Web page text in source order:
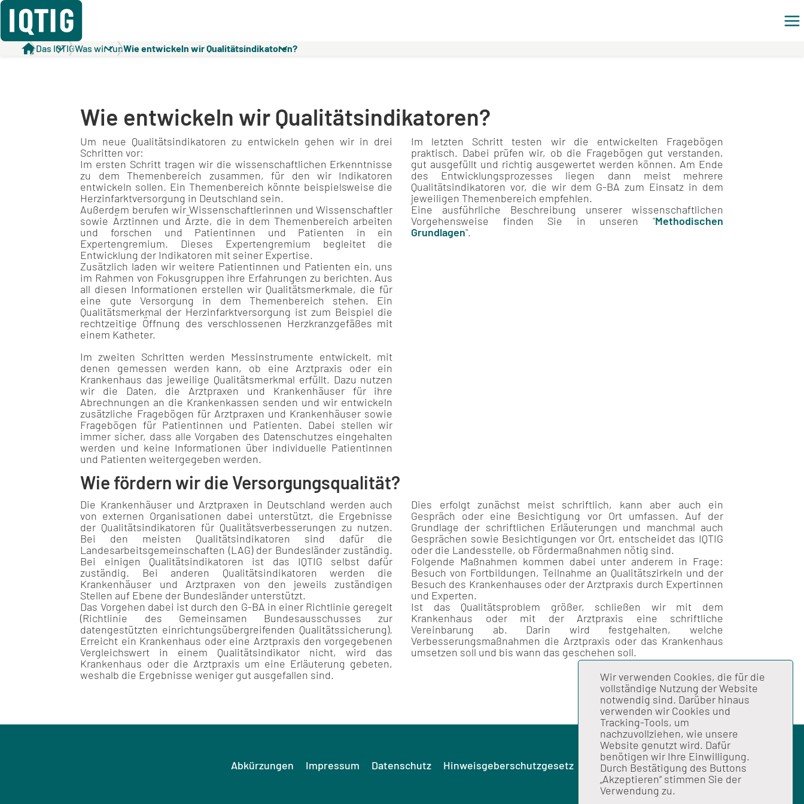
Das IQTIGWas wir tunWie entwickeln wir Qualitätsindikatoren?
Wie entwickeln wir Qualitätsindikatoren?
Um neue Qualitätsindikatoren zu entwickeln gehen wir in drei
Schritten vor:
Im ersten Schritt tragen wir die wissenschaftlichen Erkenntnisse
zu dem Themenbereich zusammen, für den wir Indikatoren
entwickeln sollen. Ein Themenbereich könnte beispielsweise die
Herzinfarktversorgung in Deutschland sein.
Außerdem berufen wir Wissenschaftlerinnen und Wissenschaftler
sowie Ärztinnen und Ärzte, die in dem Themenbereich arbeiten
und forschen und Patientinnen und Patienten in ein
Expertengremium. Dieses Expertengremium begleitet die
Entwicklung der Indikatoren mit seiner Expertise.
Zusätzlich laden wir weitere Patientinnen und Patienten ein, uns
im Rahmen von Fokusgruppen ihre Erfahrungen zu berichten. Aus
all diesen Informationen erstellen wir Qualitätsmerkmale, die für
eine gute Versorgung in dem Themenbereich stehen. Ein
Qualitätsmerkmal der Herzinfarktversorgung ist zum Beispiel die
rechtzeitige Öffnung des verschlossenen Herzkranzgefäßes mit
einem Katheter.
Im zweiten Schritten werden Messinstrumente entwickelt, mit
denen gemessen werden kann, ob eine Arztpraxis oder ein
Krankenhaus das jeweilige Qualitätsmerkmal erfüllt. Dazu nutzen
wir die Daten, die Arztpraxen und Krankenhäuser für ihre
Abrechnungen an die Krankenkassen senden und wir entwickeln
zusätzliche Fragebögen für Arztpraxen und Krankenhäuser sowie
Fragebögen für Patientinnen und Patienten. Dabei stellen wir
immer sicher, dass alle Vorgaben des Datenschutzes eingehalten
werden und keine Informationen über individuelle Patientinnen
und Patienten weitergegeben werden.
Im letzten Schritt testen wir die entwickelten Fragebögen
praktisch. Dabei prüfen wir, ob die Fragebögen gut verstanden,
gut ausgefüllt und richtig ausgewertet werden können. Am Ende
des Entwicklungsprozesses liegen dann meist mehrere
Qualitätsindikatoren vor, die wir dem G-BA zum Einsatz in dem
jeweiligen Themenbereich empfehlen.
Eine ausführliche Beschreibung unserer wissenschaftlichen
Vorgehensweise finden Sie in unseren "Methodischen
Grundlagen".
Wie fördern wir die Versorgungsqualität?
Die Krankenhäuser und Arztpraxen in Deutschland werden auch
von externen Organisationen dabei unterstützt, die Ergebnisse
der Qualitätsindikatoren für Qualitätsverbesserungen zu nutzen.
Bei den meisten Qualitätsindikatoren sind dafür die
Landesarbeitsgemeinschaften (LAG) der Bundesländer zuständig.
Bei einigen Qualitätsindikatoren ist das IQTIG selbst dafür
zuständig. Bei anderen Qualitätsindikatoren werden die
Krankenhäuser und Arztpraxen von den jeweils zuständigen
Stellen auf Ebene der Bundesländer unterstützt.
Das Vorgehen dabei ist durch den G-BA in einer Richtlinie geregelt
(Richtlinie des Gemeinsamen Bundesausschusses zur
datengestützten einrichtungsübergreifenden Qualitätssicherung).
Erreicht ein Krankenhaus oder eine Arztpraxis den vorgegebenen
Vergleichswert in einem Qualitätsindikator nicht, wird das
Krankenhaus oder die Arztpraxis um eine Erläuterung gebeten,
weshalb die Ergebnisse weniger gut ausgefallen sind.
Dies erfolgt zunächst meist schriftlich, kann aber auch ein
Gespräch oder eine Besichtigung vor Ort umfassen. Auf der
Grundlage der schriftlichen Erläuterungen und manchmal auch
Gesprächen sowie Besichtigungen vor Ort, entscheidet das IQTIG
oder die Landesstelle, ob Fördermaßnahmen nötig sind.
Folgende Maßnahmen kommen dabei unter anderem in Frage:
Besuch von Fortbildungen, Teilnahme an Qualitätszirkeln und der
Besuch des Krankenhauses oder der Arztpraxis durch Expertinnen
und Experten.
Ist das Qualitätsproblem größer, schließen wir mit dem
Krankenhaus oder mit der Arztpraxis eine schriftliche
Vereinbarung ab. Darin wird festgehalten, welche
Verbesserungsmaßnahmen die Arztpraxis oder das Krankenhaus
umsetzen soll und bis wann das geschehen soll.
Wir verwenden Cookies, die für die
vollständige Nutzung der Website
notwendig sind. Darüber hinaus
verwenden wir Cookies und
Tracking-Tools, um
nachzuvollziehen, wie unsere
Website genutzt wird. Dafür
benötigen wir Ihre Einwilligung.
Durch Bestätigung des Buttons
„Akzeptieren“ stimmen Sie der
Verwendung zu.
Abkürzungen Impressum Datenschutz Hinweisgeberschutzgesetz